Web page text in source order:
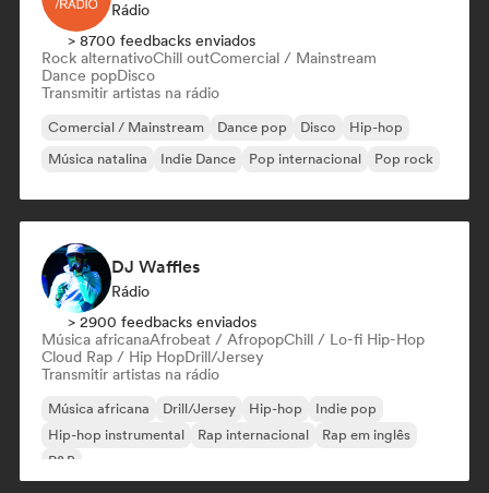
Rádio
> 8700 feedbacks enviados
Rock alternativoChill outComercial / Mainstream
Dance popDisco
Transmitir artistas na rádio
Comercial / Mainstream Dance pop Disco
Hip-hop
Música natalina
Indie Dance Pop internacional Pop rock
DJ Waffles
Rádio
> 2900 feedbacks enviados
Música africanaAfrobeat / AfropopChill / Lo-fi Hip-Hop
Cloud Rap / Hip HopDrill/Jersey
Transmitir artistas na rádio
Música africana Drill/Jersey Hip-hop
Indie pop
Hip-hop instrumental
Rap internacional
Rap em inglês
R&B